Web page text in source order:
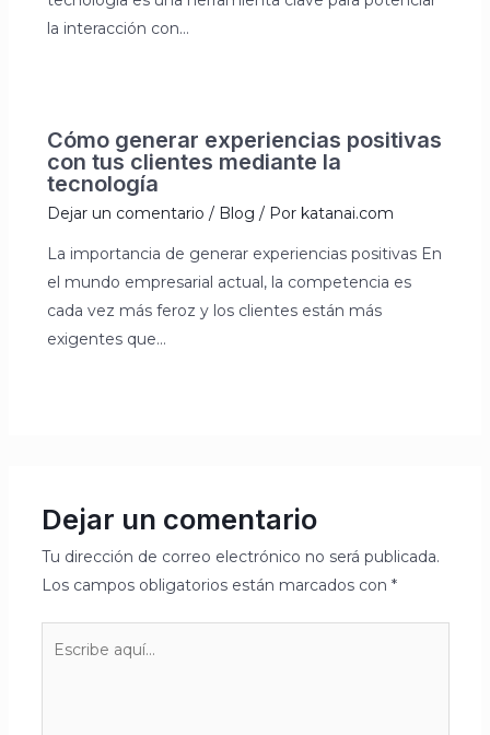
la interacción con…
Cómo generar experiencias positivas
con tus clientes mediante la
tecnología
Dejar un comentario / Blog / Por katanai.com
La importancia de generar experiencias positivas En
el mundo empresarial actual, la competencia es
cada vez más feroz y los clientes están más
exigentes que…
Dejar un comentario
Tu dirección de correo electrónico no será publicada.
Los campos obligatorios están marcados con *